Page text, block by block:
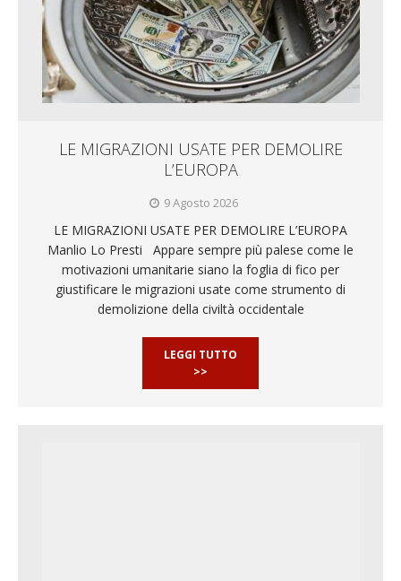
LE MIGRAZIONI USATE PER DEMOLIRE
L’EUROPA
9 Agosto 2026
LE MIGRAZIONI USATE PER DEMOLIRE L’EUROPA
Manlio Lo Presti Appare sempre più palese come le
motivazioni umanitarie siano la foglia di fico per
giustificare le migrazioni usate come strumento di
demolizione della civiltà occidentale
LEGGI TUTTO
>>